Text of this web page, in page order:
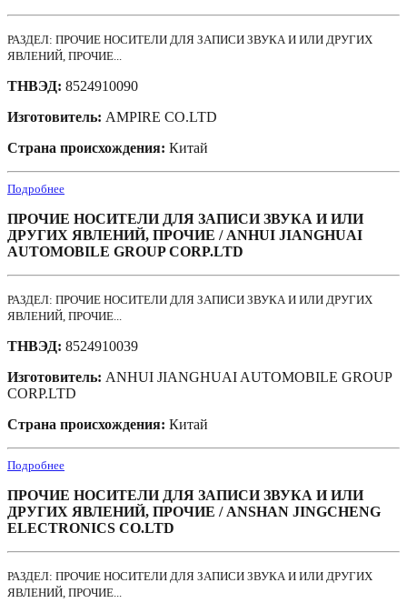
РАЗДЕЛ: ПРОЧИЕ НОСИТЕЛИ ДЛЯ ЗАПИСИ ЗВУКА И ИЛИ ДРУГИХ
ЯВЛЕНИЙ, ПРОЧИЕ...
ТНВЭД: 8524910090
Изготовитель: AMPIRE CO.LTD
Страна происхождения: Китай
Подробнее
ПРОЧИЕ НОСИТЕЛИ ДЛЯ ЗАПИСИ ЗВУКА И ИЛИ
ДРУГИХ ЯВЛЕНИЙ, ПРОЧИЕ / ANHUI JIANGHUAI
AUTOMOBILE GROUP CORP.LTD
РАЗДЕЛ: ПРОЧИЕ НОСИТЕЛИ ДЛЯ ЗАПИСИ ЗВУКА И ИЛИ ДРУГИХ
ЯВЛЕНИЙ, ПРОЧИЕ...
ТНВЭД: 8524910039
Изготовитель: ANHUI JIANGHUAI AUTOMOBILE GROUP
CORP.LTD
Страна происхождения: Китай
Подробнее
ПРОЧИЕ НОСИТЕЛИ ДЛЯ ЗАПИСИ ЗВУКА И ИЛИ
ДРУГИХ ЯВЛЕНИЙ, ПРОЧИЕ / ANSHAN JINGCHENG
ELECTRONICS CO.LTD
РАЗДЕЛ: ПРОЧИЕ НОСИТЕЛИ ДЛЯ ЗАПИСИ ЗВУКА И ИЛИ ДРУГИХ
ЯВЛЕНИЙ, ПРОЧИЕ...